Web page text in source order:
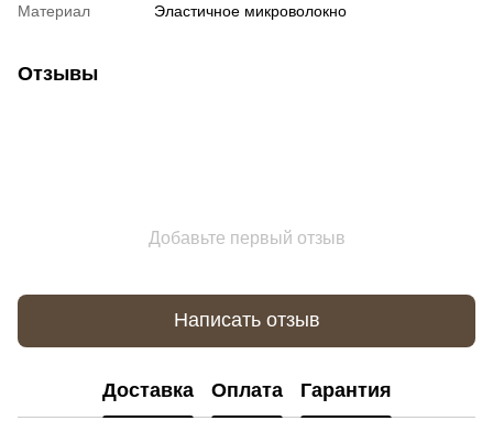
Материал Эластичное микроволокно
Отзывы
Добавьте первый отзыв
Написать отзыв
Доставка Оплата Гарантия